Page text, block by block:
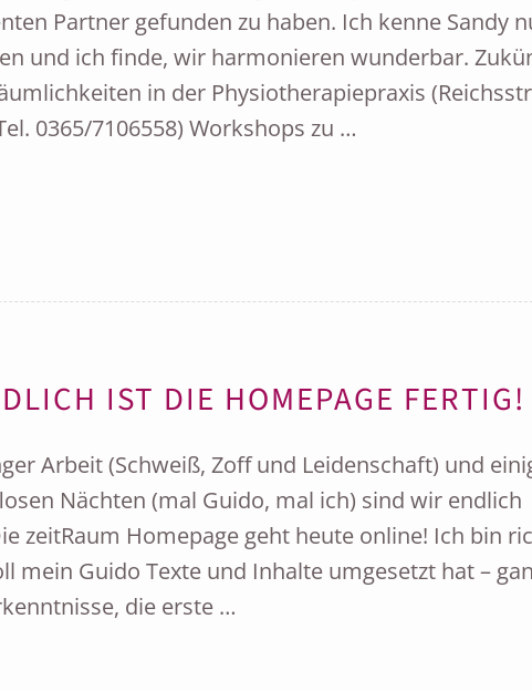
Partner gefunden zu haben. Ich kenne Sandy
und ich finde, wir harmonieren wunderbar.
in der Physiotherapiepraxis
0365/7106558) Workshops zu …
IST DIE HOMEPAGE FERTIG!
Arbeit (Schweiß, Zoff und Leidenschaft) und
Nächten (mal Guido, mal ich) sind wir endlich
zeitRaum Homepage geht heute online! Ich bin
mein Guido Texte und Inhalte umgesetzt hat –
die erste …